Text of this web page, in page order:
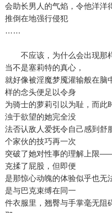
会助长男人的气焰，令他洋洋
推倒在地强行侵犯
……
不应该，为什么会出现那
当不是塞莉特的真心，
就好像被淫魔梦魇灌输般在脑
样的念头便足以令身
为骑士的萝莉引以为耻，而此
浊于欲望的她完全没
法否认敌人爱抚令自己感到舒
个家伙的技巧再一次
突破了她对性事的理解上限
克揉了屁股，但即便
是那惊心动魄的体验似乎也无
是与巴克束缚在同一
件衣服里，翘臀与手掌毫无阻